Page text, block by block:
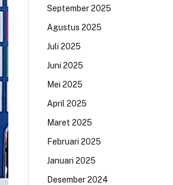
September 2025
Agustus 2025
Juli 2025
Juni 2025
Mei 2025
April 2025
Maret 2025
Februari 2025
Januari 2025
Desember 2024